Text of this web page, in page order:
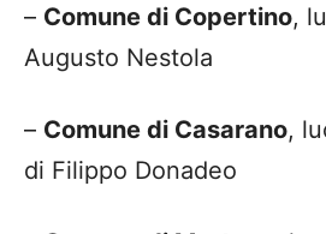
– Comune di Copertino,
Augusto Nestola
– Comune di Casarano,
di Filippo Donadeo